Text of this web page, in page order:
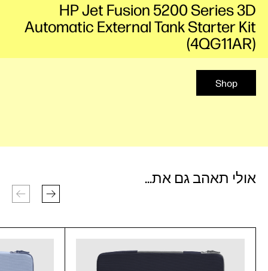
Shop
HP Jet Fusion 5200 Series 3D
Automatic External Tank Starter Kit
(4QG11AR)
אולי תאהב גם את...